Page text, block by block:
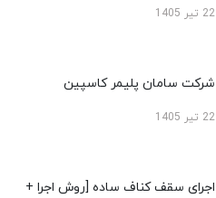
22 تیر 1405
شرکت سامان پلیمر کاسپین
22 تیر 1405
اجرای سقف کناف ساده [روش اجرا +